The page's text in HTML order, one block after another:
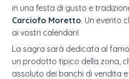
in una festa di gusto e
Carciofo Moretto. Un evento
ai vostri calendari!
La sagra sarà dedicata al
un prodotto tipico della zona,
assoluto dei banchi di vendita